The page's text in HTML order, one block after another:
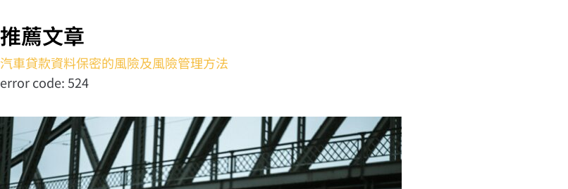
推薦文章
汽車貸款資料保密的風險及風險管理方法
error code: 524